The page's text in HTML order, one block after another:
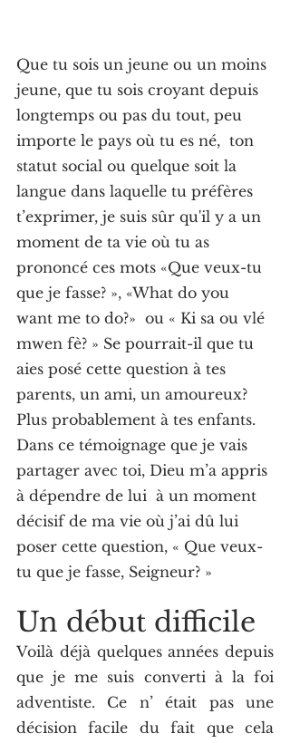
Que tu sois un jeune ou un moins
jeune, que tu sois croyant depuis
longtemps ou pas du tout, peu
importe le pays où tu es né,  ton
statut social ou quelque soit la
langue dans laquelle tu préfères
t’exprimer, je suis sûr qu'il y a un
moment de ta vie où tu as
prononcé ces mots «Que veux-tu
que je fasse? », «What do you
want me to do?»  ou « Ki sa ou vlé
mwen fè? » Se pourrait-il que tu
aies posé cette question à tes
parents, un ami, un amoureux?
Plus probablement à tes enfants.
Dans ce témoignage que je vais
partager avec toi, Dieu m’a appris
à dépendre de lui  à un moment
décisif de ma vie où j’ai dû lui
poser cette question, « Que veux-
tu que je fasse, Seigneur? »
Un début difficile
Voilà déjà quelques années depuis
que je me suis converti à la foi
adventiste. Ce n’ était pas une
décision facile du fait que cela